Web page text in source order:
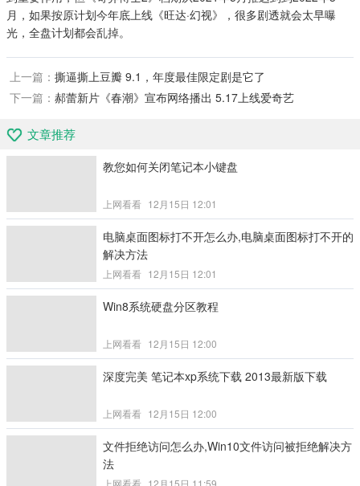
月，如果按原计划今年底上线《旺达·幻视》，很多剧透就会太早曝
光，全盘计划都会乱掉。
上一篇： 撕逼撕上豆瓣 9.1，年度最佳限定剧是它了
下一篇： 郝蕾新片《春潮》宣布网络播出 5.17上线爱奇艺
文章推荐
教您如何关闭笔记本小键盘
上网看看 12月15日 12:01
电脑桌面图标打不开怎么办,电脑桌面图标打不开的
解决方法
上网看看 12月15日 12:01
Win8系统硬盘分区教程
上网看看 12月15日 12:00
深度完美 笔记本xp系统下载 2013最新版下载
上网看看 12月15日 12:00
文件拒绝访问怎么办,Win10文件访问被拒绝解决方
法
上网看看 12月15日 11:59